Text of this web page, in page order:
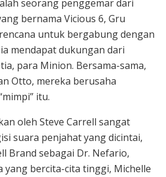
seorang penggemar dari
bernama Vicious 6, Gru
untuk bergabung dengan
mendapat dukungan dari
para Minion. Bersama-sama,
Otto, mereka berusaha
itu.
oleh Steve Carrell sangat
suara penjahat yang dicintai,
Brand sebagai Dr. Nefario,
yang bercita-cita tinggi, Michelle